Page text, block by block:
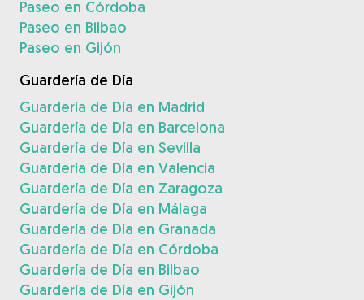
Paseo en Córdoba
Paseo en Bilbao
Paseo en Gijón
Guardería de Día
Guardería de Día en Madrid
Guardería de Día en Barcelona
Guardería de Día en Sevilla
Guardería de Día en Valencia
Guardería de Día en Zaragoza
Guardería de Día en Málaga
Guardería de Día en Granada
Guardería de Día en Córdoba
Guardería de Día en Bilbao
Guardería de Día en Gijón